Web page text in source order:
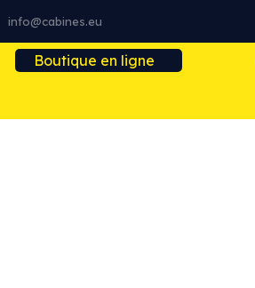
info@cabines.eu
Boutique en ligne